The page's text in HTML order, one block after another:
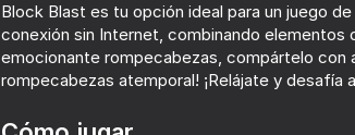
Block Blast es tu opción ideal para un juego
conexión sin Internet, combinando elementos
emocionante rompecabezas, compártelo con
rompecabezas atemporal! ¡Relájate y desafía